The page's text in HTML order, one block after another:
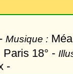
Musique :
18° -
-